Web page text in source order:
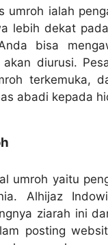
umroh ialah
lebih dekat
bisa
diurusi.
terkemuka,
abadi kepada
umroh yaitu
Alhijaz
ziarah ini
posting